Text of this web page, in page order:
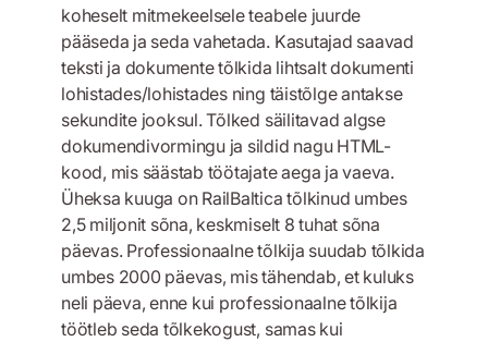
koheselt mitmekeelsele teabele juurde
pääseda ja seda vahetada. Kasutajad saavad
teksti ja dokumente tõlkida lihtsalt dokumenti
lohistades/lohistades ning täistõlge antakse
sekundite jooksul. Tõlked säilitavad algse
dokumendivormingu ja sildid nagu HTML-
kood, mis säästab töötajate aega ja vaeva.
Üheksa kuuga on RailBaltica tõlkinud umbes
2,5 miljonit sõna, keskmiselt 8 tuhat sõna
päevas. Professionaalne tõlkija suudab tõlkida
umbes 2000 päevas, mis tähendab, et kuluks
neli päeva, enne kui professionaalne tõlkija
töötleb seda tõlkekogust, samas kui